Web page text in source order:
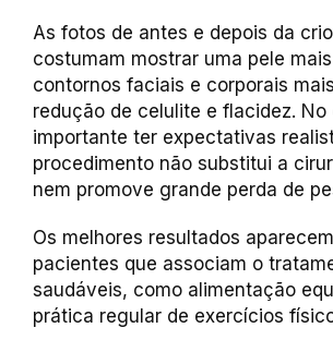
As fotos de antes e depois da
costumam mostrar uma pele
contornos faciais e corporais
redução de celulite e flacidez. No
importante ter expectativas
procedimento não substitui a
nem promove grande perda de
Os melhores resultados
pacientes que associam o
saudáveis, como alimentação
prática regular de exercícios